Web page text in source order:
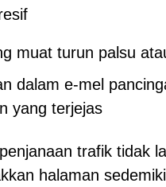
muat turun palsu
dalam e-mel
yang terjejas
trafik tidak
halaman